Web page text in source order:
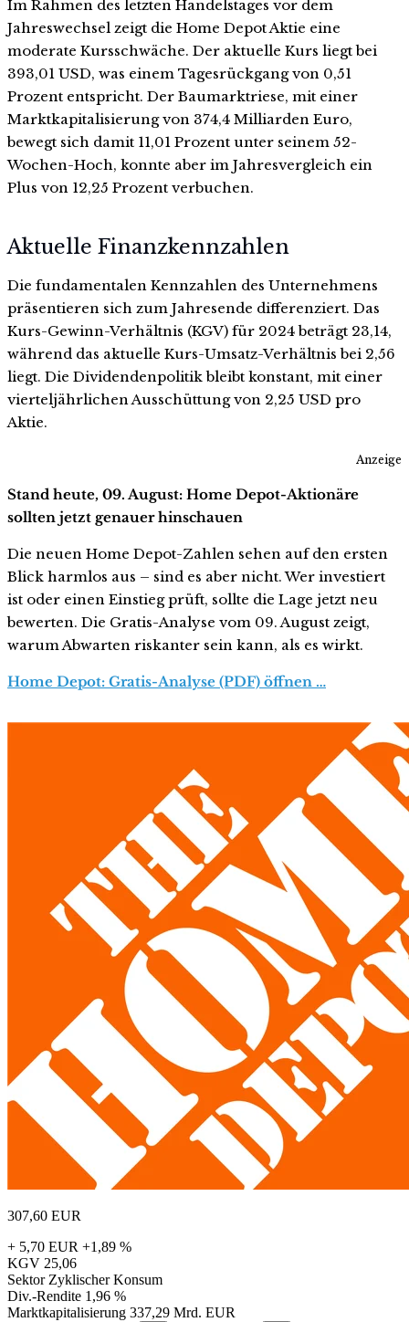
Im Rahmen des letzten Handelstages vor dem
Jahreswechsel zeigt die Home Depot Aktie eine
moderate Kursschwäche. Der aktuelle Kurs liegt bei
393,01 USD, was einem Tagesrückgang von 0,51
Prozent entspricht. Der Baumarktriese, mit einer
Marktkapitalisierung von 374,4 Milliarden Euro,
bewegt sich damit 11,01 Prozent unter seinem 52-
Wochen-Hoch, konnte aber im Jahresvergleich ein
Plus von 12,25 Prozent verbuchen.
Aktuelle Finanzkennzahlen
Die fundamentalen Kennzahlen des Unternehmens
präsentieren sich zum Jahresende differenziert. Das
Kurs-Gewinn-Verhältnis (KGV) für 2024 beträgt 23,14,
während das aktuelle Kurs-Umsatz-Verhältnis bei 2,56
liegt. Die Dividendenpolitik bleibt konstant, mit einer
vierteljährlichen Ausschüttung von 2,25 USD pro
Aktie.
Anzeige
Stand heute, 09. August: Home Depot-Aktionäre
sollten jetzt genauer hinschauen
Die neuen Home Depot-Zahlen sehen auf den ersten
Blick harmlos aus – sind es aber nicht. Wer investiert
ist oder einen Einstieg prüft, sollte die Lage jetzt neu
bewerten. Die Gratis-Analyse vom 09. August zeigt,
warum Abwarten riskanter sein kann, als es wirkt.
Home Depot: Gratis-Analyse (PDF) öffnen …
307,60 EUR
+ 5,70 EUR +1,89 %
KGV 25,06
Sektor Zyklischer Konsum
Div.-Rendite 1,96 %
Marktkapitalisierung 337,29 Mrd. EUR